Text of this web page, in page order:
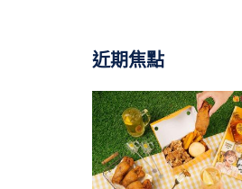
近期焦點